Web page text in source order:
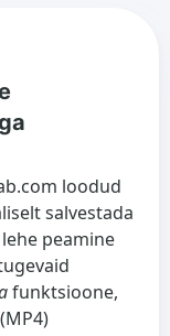
loodud
salvestada
peamine
funktsioone,